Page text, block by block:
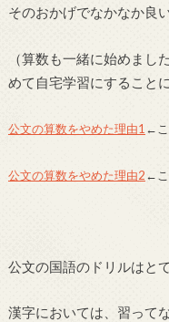
そのおかげでなかなか良
（算数も一緒に始めま
めて自宅学習にすること
公文の算数をやめた理由1 ←こ
公文の算数をやめた理由2←こ
公文の国語のドリルはと
漢字においては、習って